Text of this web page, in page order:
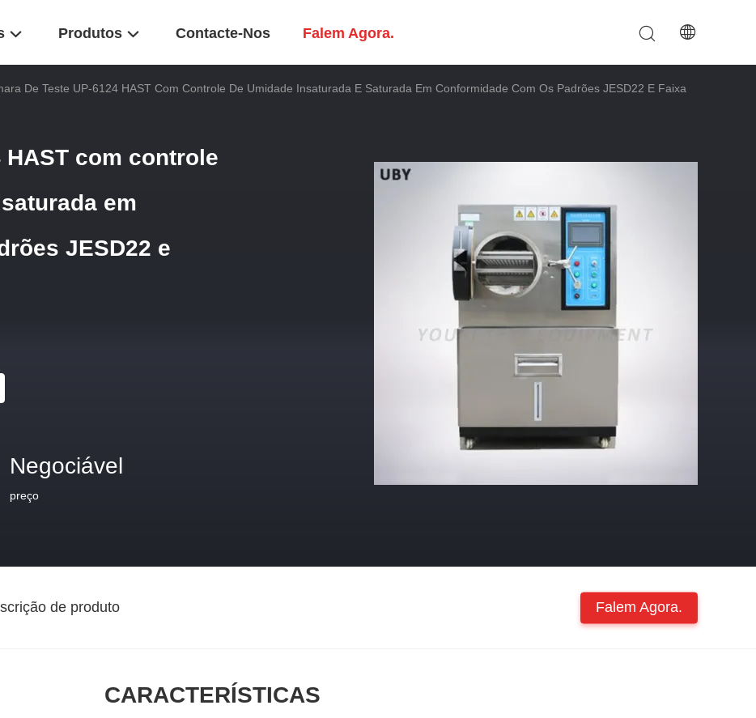
Produtos Contacte-Nos Falem Agora.
De Teste UP-6124 HAST Com Controle De Umidade Insaturada E Saturada Em Conformidade Com Os Padrões JESD22 E Faixa
HAST com controle
em
JESD22 e
Negociável
preço
de produto Falem Agora.
CARACTERÍSTICAS